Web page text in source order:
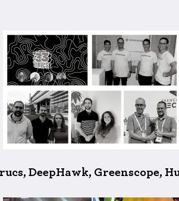
DeepHawk, Greenscope,